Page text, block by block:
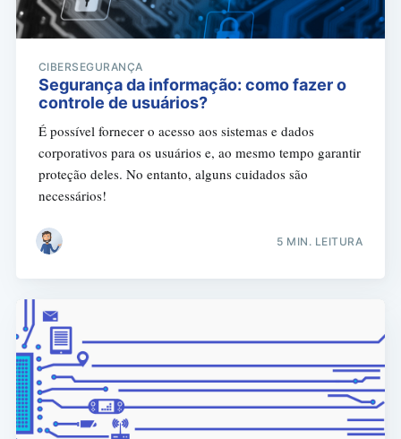
CIBERSEGURANÇA
Segurança da informação: como fazer o
controle de usuários?
É possível fornecer o acesso aos sistemas e dados
corporativos para os usuários e, ao mesmo tempo garantir
proteção deles. No entanto, alguns cuidados são
necessários!
5 MIN. LEITURA